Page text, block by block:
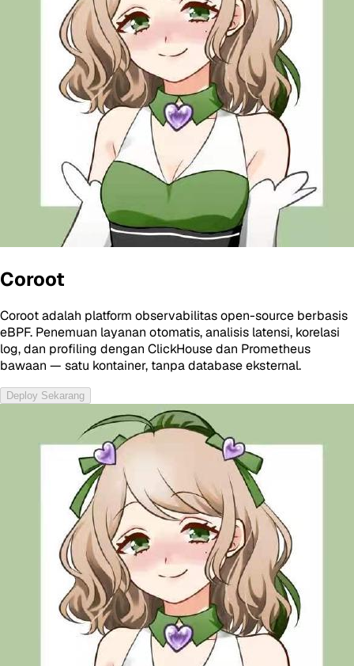
Coroot
Coroot adalah platform observabilitas open-source berbasis
eBPF. Penemuan layanan otomatis, analisis latensi, korelasi
log, dan profiling dengan ClickHouse dan Prometheus
bawaan — satu kontainer, tanpa database eksternal.
Deploy Sekarang